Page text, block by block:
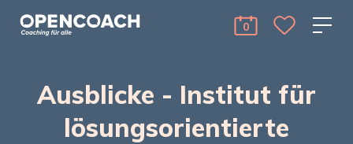
Open Coach
0
Ausblicke - Institut für
lösungsorientierte